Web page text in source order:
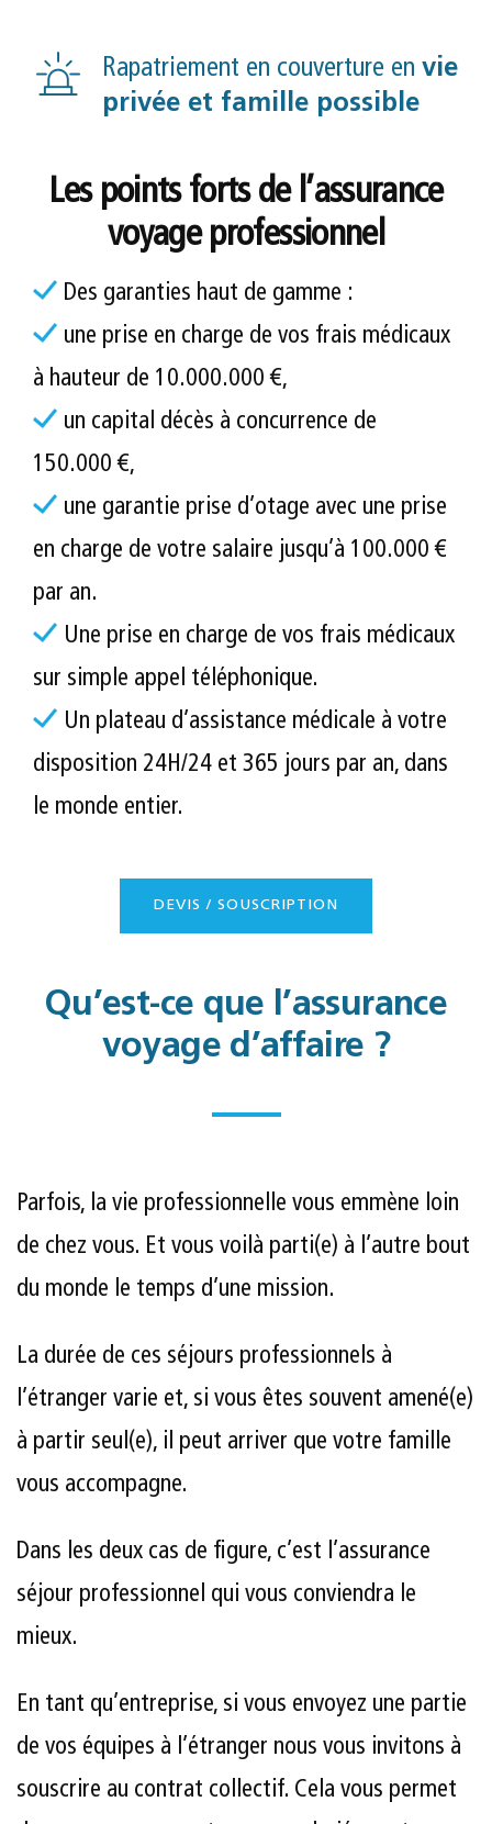
Rapatriement en couverture en vie
privée et famille possible
Les points forts de l’assurance
voyage professionnel
Des garanties haut de gamme :
une prise en charge de vos frais médicaux
à hauteur de 10.000.000 €,
un capital décès à concurrence de
150.000 €,
une garantie prise d’otage avec une prise
en charge de votre salaire jusqu’à 100.000 €
par an.
Une prise en charge de vos frais médicaux
sur simple appel téléphonique.
Un plateau d’assistance médicale à votre
disposition 24H/24 et 365 jours par an, dans
le monde entier.
DEVIS / SOUSCRIPTION
Qu’est-ce que l’assurance
voyage d’affaire ?
Parfois, la vie professionnelle vous emmène loin
de chez vous. Et vous voilà parti(e) à l’autre bout
du monde le temps d’une mission.
La durée de ces séjours professionnels à
l’étranger varie et, si vous êtes souvent amené(e)
à partir seul(e), il peut arriver que votre famille
vous accompagne.
Dans les deux cas de figure, c’est l’assurance
séjour professionnel qui vous conviendra le
mieux.
En tant qu’entreprise, si vous envoyez une partie
de vos équipes à l’étranger nous vous invitons à
souscrire au contrat collectif. Cela vous permet